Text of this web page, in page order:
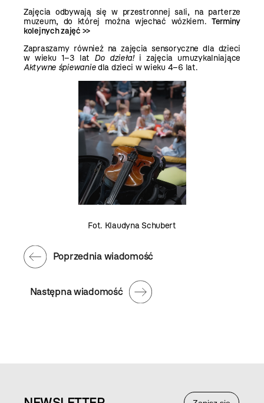
Zajęcia odbywają się w przestronnej sali, na parterze
muzeum, do której można wjechać wózkiem. Terminy
kolejnych zajęć >>
Zapraszamy również na zajęcia sensoryczne dla dzieci
w wieku 1–3 lat Do dzieła!i zajęcia umuzykalniające
Aktywne śpiewaniedla dzieci w wieku 4–6 lat.
Fot. Klaudyna Schubert
Następna wiadomość
Poprzednia wiadomość